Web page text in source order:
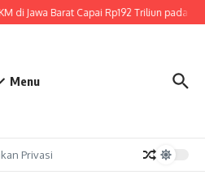
di Jawa Barat Capai Rp192 Triliun pada
Menu
Privasi